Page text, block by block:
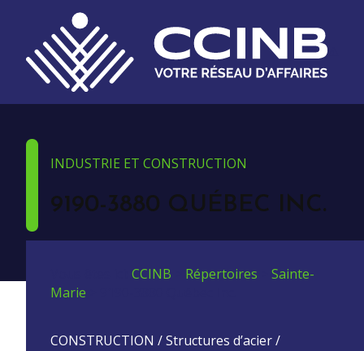
INDUSTRIE ET CONSTRUCTION
9190-3880 QUÉBEC INC.
CCINB Répertoires
Sainte-
Marie
CONSTRUCTION / Structures d’acier /